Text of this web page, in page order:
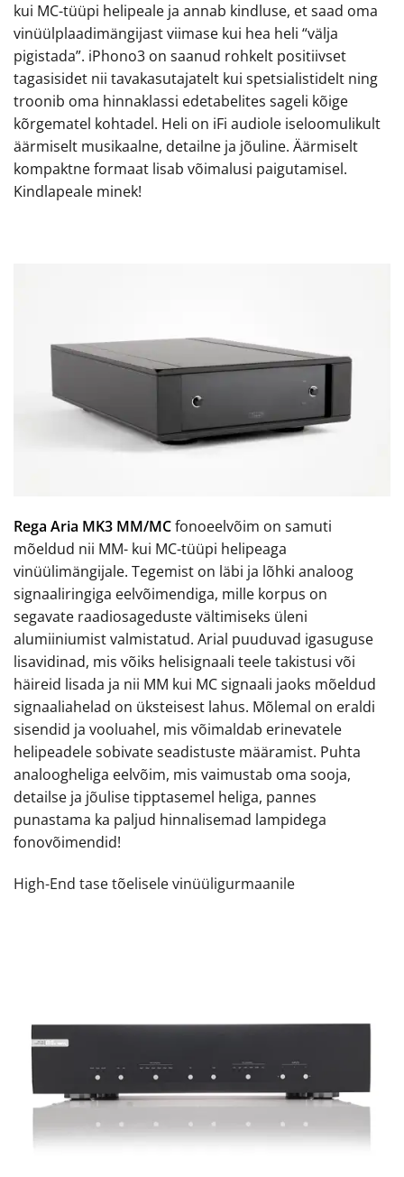
kui MC-tüüpi helipeale ja annab kindluse, et saad oma
vinüülplaadimängijast viimase kui hea heli “välja
pigistada”. iPhono3 on saanud rohkelt positiivset
tagasisidet nii tavakasutajatelt kui spetsialistidelt ning
troonib oma hinnaklassi edetabelites sageli kõige
kõrgematel kohtadel. Heli on iFi audiole iseloomulikult
äärmiselt musikaalne, detailne ja jõuline. Äärmiselt
kompaktne formaat lisab võimalusi paigutamisel.
Kindlapeale minek!
Rega Aria MK3 MM/MCfonoeelvõim on samuti
mõeldud nii MM- kui MC-tüüpi helipeaga
vinüülimängijale. Tegemist on läbi ja lõhki analoog
signaaliringiga eelvõimendiga, mille korpus on
segavate raadiosageduste vältimiseks üleni
alumiiniumist valmistatud. Arial puuduvad igasuguse
lisavidinad, mis võiks helisignaali teele takistusi või
häireid lisada ja nii MM kui MC signaali jaoks mõeldud
signaaliahelad on üksteisest lahus. Mõlemal on eraldi
sisendid ja vooluahel, mis võimaldab erinevatele
helipeadele sobivate seadistuste määramist. Puhta
analoogheliga eelvõim, mis vaimustab oma sooja,
detailse ja jõulise tipptasemel heliga, pannes
punastama ka paljud hinnalisemad lampidega
fonovõimendid!
High-End tase tõelisele vinüüligurmaanile